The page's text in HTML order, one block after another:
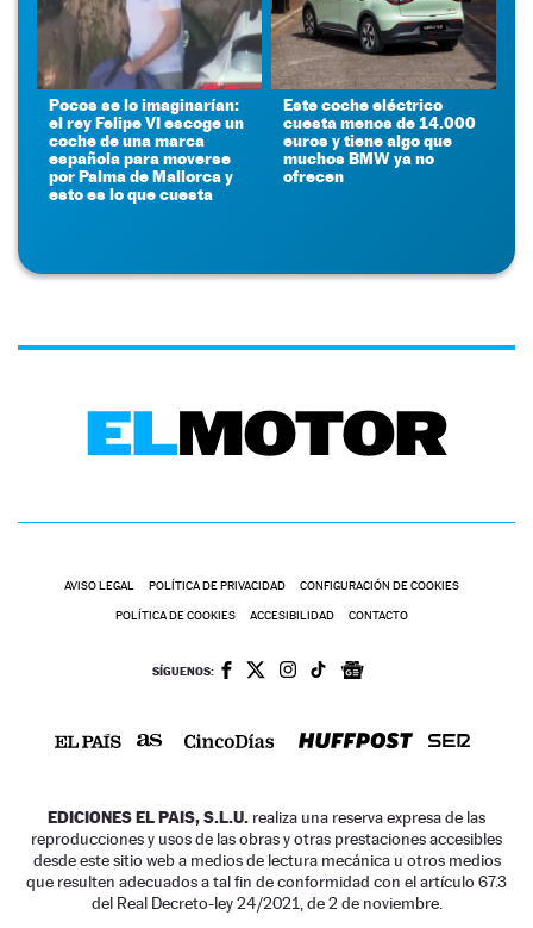
Pocos se lo imaginarían:
el rey Felipe VI escoge un
coche de una marca
española para moverse
por Palma de Mallorca y
esto es lo que cuesta
Este coche eléctrico
cuesta menos de 14.000
euros y tiene algo que
muchos BMW ya no
ofrecen
AVISO LEGAL POLÍTICA DE PRIVACIDAD CONFIGURACIÓN DE COOKIES
POLÍTICA DE COOKIES ACCESIBILIDAD CONTACTO
SÍGUENOS:
EDICIONES EL PAIS, S.L.U. realiza una reserva expresa de las
reproducciones y usos de las obras y otras prestaciones accesibles
desde este sitio web a medios de lectura mecánica u otros medios
que resulten adecuados a tal fin de conformidad con el artículo 67.3
del Real Decreto-ley 24/2021, de 2 de noviembre.